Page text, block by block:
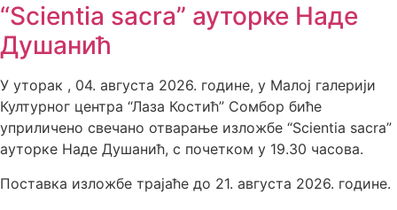
“Scientia sacra” ауторке Наде
Душанић
У уторак , 04. августа 2026. године, у Малој галерији
Културног центра “Лаза Костић” Сомбор биће
уприличено свечано отварање изложбе “Scientia sacra”
ауторке Наде Душанић, с почетком у 19.30 часова.
Поставка изложбе трајаће до 21. августа 2026. године.